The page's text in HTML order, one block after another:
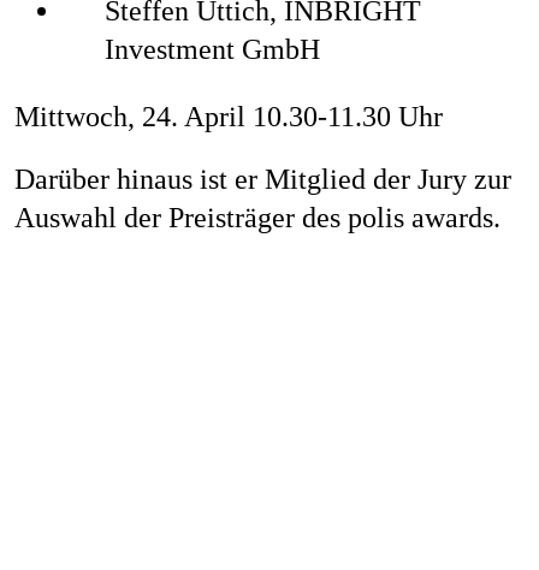
Steffen Uttich, INBRIGHT
Investment GmbH
Mittwoch, 24. April 10.30-11.30 Uhr
Darüber hinaus ist er Mitglied der Jury zur
Auswahl der Preisträger des polis awards.